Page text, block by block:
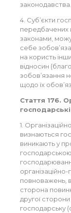
законодавства.
4. Суб’єкти
передбачених
законами,
себе
на користь
відносин
зобов’язання
щодо їх
Стаття 176.
1.
визнаються
виникають у
господарською
повноважень,
сторона
другої
господарську